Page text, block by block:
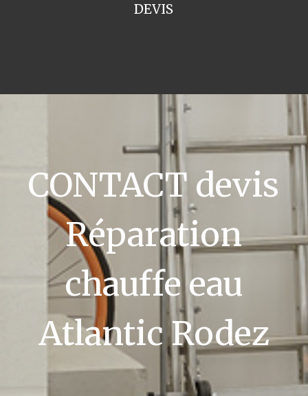
DEVIS
CONTACT devis
Réparation
chauffe eau
Atlantic Rodez